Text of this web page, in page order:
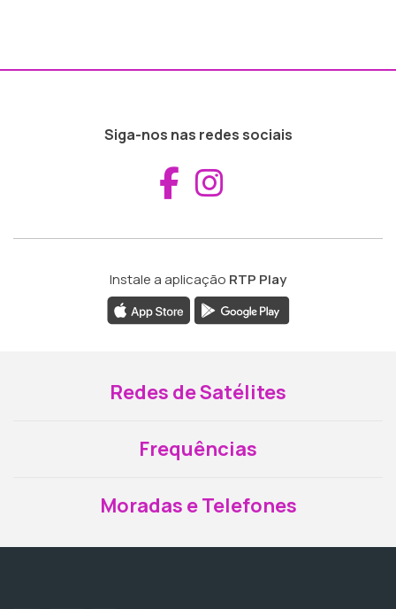
Siga-nos nas redes sociais
Aceder ao
Instale a aplicação RTP Play
Redes de Satélites
Frequências
Moradas e Telefones